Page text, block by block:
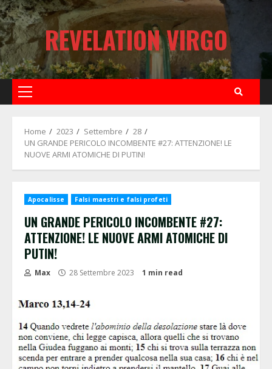
Skip
to
content
REVELATION VIRGO
Primary
Home 2023 Settembre
28
UN GRANDE PERICOLO INCOMBENTE #27: ATTENZIONE! LE
NUOVE ARMI ATOMICHE DI PUTIN!
Apocalisse Falsi maestri e falsi profeti
UN GRANDE PERICOLO INCOMBENTE #27:
ATTENZIONE! LE NUOVE ARMI ATOMICHE DI
PUTIN!
Max 28 Settembre 2023 1 min read